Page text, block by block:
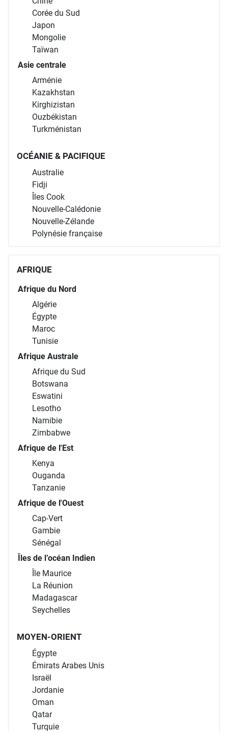
Corée du Sud
Japon
Mongolie
Taïwan
Asie centrale
Arménie
Kazakhstan
Kirghizistan
Ouzbékistan
Turkménistan
OCÉANIE & PACIFIQUE
Australie
Fidji
Îles Cook
Nouvelle-Calédonie
Nouvelle-Zélande
Polynésie française
AFRIQUE
Afrique du Nord
Algérie
Égypte
Maroc
Tunisie
Afrique Australe
Afrique du Sud
Botswana
Eswatini
Lesotho
Namibie
Zimbabwe
Afrique de l'Est
Kenya
Ouganda
Tanzanie
Afrique de l'Ouest
Cap-Vert
Gambie
Sénégal
Îles de l’océan Indien
Île Maurice
La Réunion
Madagascar
Seychelles
MOYEN-ORIENT
Égypte
Émirats Arabes Unis
Israël
Jordanie
Oman
Qatar
Turquie